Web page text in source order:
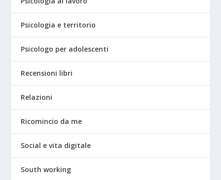
Psicologia e territorio
Psicologo per adolescenti
Recensioni libri
Relazioni
Ricomincio da me
Social e vita digitale
South working